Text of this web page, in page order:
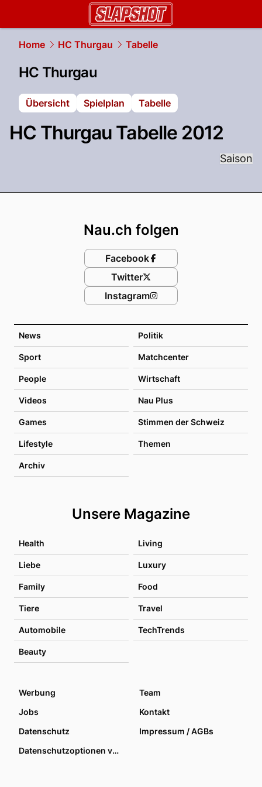
Home HC Thurgau Tabelle
HC Thurgau
Übersicht Spielplan Tabelle
HC Thurgau Tabelle 2012
Saison
News Politik
Sport Matchcenter
People Wirtschaft
Videos Nau Plus
Games Stimmen der Schweiz
Lifestyle Themen
Archiv
Unsere Magazine
Health Living
Liebe Luxury
Family Food
Tiere Travel
Automobile TechTrends
Beauty
Nau.ch folgen
Facebook
Twitter
Instagram
Werbung
Team
Jobs
Kontakt
Datenschutz
Impressum / AGBs
Datenschutzoptionen verwalten